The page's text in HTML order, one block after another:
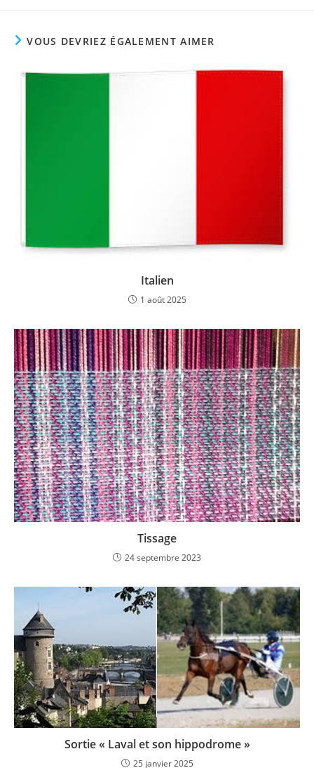
VOUS DEVRIEZ ÉGALEMENT AIMER
Italien
1 août 2025
Tissage
24 septembre 2023
Sortie « Laval et son hippodrome »
25 janvier 2025